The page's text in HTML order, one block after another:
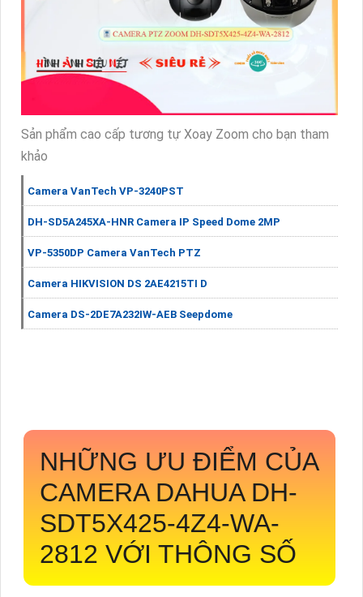
Sản phẩm cao cấp tương tự Xoay Zoom cho bạn tham
khảo
Camera VanTech VP-3240PST
DH-SD5A245XA-HNR Camera IP Speed Dome 2MP
VP-5350DP Camera VanTech PTZ
Camera HIKVISION DS 2AE4215TI D
Camera DS-2DE7A232IW-AEB Seepdome
NHỮNG ƯU ĐIỂM CỦA
CAMERA DAHUA DH-
SDT5X425-4Z4-WA-
2812 VỚI THÔNG SỐ